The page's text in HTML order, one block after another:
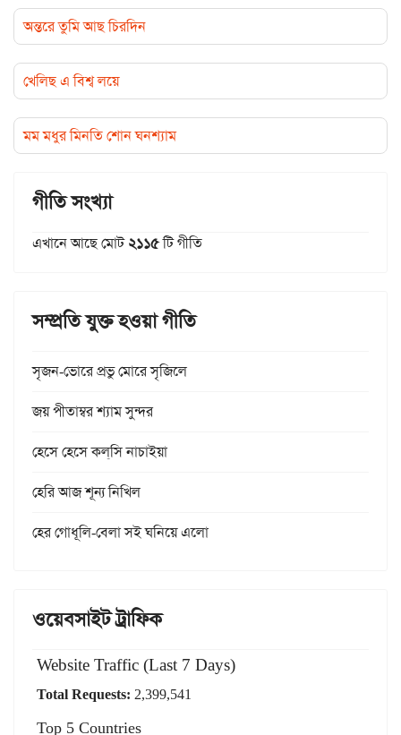
অন্তরে তুমি আছ চিরদিন
খেলিছ এ বিশ্ব লয়ে
মম মধুর মিনতি শোন ঘনশ্যাম
গীতি সংখ্যা
এখানে আছে মোট২১১৫টি গীতি
সম্প্রতি যুক্ত হওয়া গীতি
সৃজন-ভোরে প্রভু মোরে সৃজিলে
জয় পীতাম্বর শ্যাম সুন্দর
হেসে হেসে কল্‌সি নাচাইয়া
হেরি আজ শূন্য নিখিল
হের গোধূলি-বেলা সই ঘনিয়ে এলো
ওয়েবসাইট ট্রাফিক
Website Traffic (Last 7 Days)
Total Requests: 2,399,541
Top 5 Countries